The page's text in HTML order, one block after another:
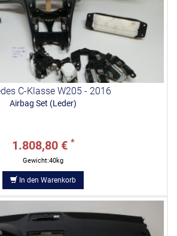
C-Klasse W205 - 2016
Airbag Set (Leder)
1.808,80 € *
Gewicht:40kg
In den Warenkorb